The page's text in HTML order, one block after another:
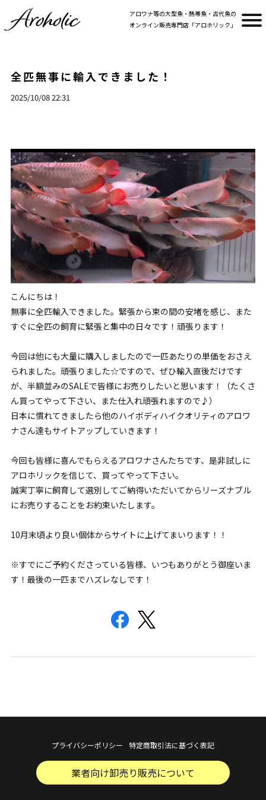
アロワナ等の大型魚・熱帯魚・古代魚の
オンライン販売専門店「アロホリック」
全匹無事に輸入できました！
2025/10/08 22:31
こんにちは！
無事に全匹輸入できました。緊張から束の間の安堵を感じ、また
すぐに全匹の飼育に緊張と集中の日々です！頑張ります！
今回は他にも大量に購入しましたので一匹あたりの単価をおさえ
られました。頑張りました☆ですので、ぜひ輸入直後だけです
が、半額並みのSALEで皆様にお売りしたいと思います！（たくさ
ん買ってやって下さい、また仕入れ頑張れますので♪）
日本に慣れてきましたら他のハイボディハイクオリティのアロワ
ナさん達もサイトアップしていきます！
今回も皆様に喜んでもらえるアロワナさんたちです、是非試しに
アロホリックを信じて、買ってやって下さい。
誠実丁寧に飼育して選別してご納得いただいてからリーズナブル
にお売りすることをお約束いたします。
10月末頃より良い個体からサイトに上げてまいります！！
※すでにご予約くださっている皆様、いつもありがとう御座いま
す！最後の一匹までハズレなしです！
プライバシーポリシー 特定商取引法に基づく表記
業者向け卸売り販売について